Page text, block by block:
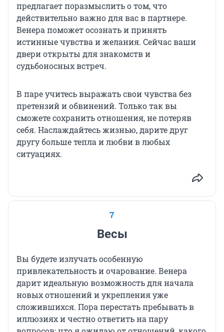
предлагает поразмыслить о том, что
действительно важно для вас в партнере.
Венера поможет осознать и принять
истинные чувства и желания. Сейчас ваши
двери открыты для знакомств и
судьбоносных встреч.
В паре учитесь выражать свои чувства без
претензий и обвинений. Только так вы
сможете сохранить отношения, не потеряв
себя. Наслаждайтесь жизнью, дарите друг
другу больше тепла и любви в любых
ситуациях.
7
Весы
Вы будете излучать особенную
привлекательность и очарование. Венера
дарит идеальную возможность для начала
новых отношений и укрепления уже
сложившихся. Пора перестать пребывать в
иллюзиях и честно ответить на пару